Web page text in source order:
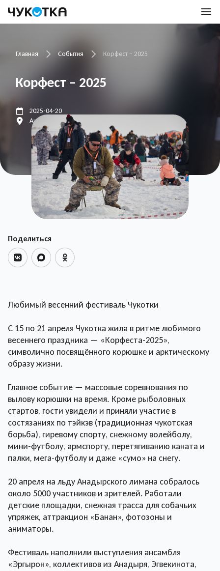
Главная События Корфест – 2025
Корфест – 2025
2025-04-20
Анадырский лиман
Поделиться
Любимый весенний фестиваль Чукотки
С 15 по 21 апреля Чукотка жила в ритме любимого
весеннего праздника — «Корфеста-2025»,
символично посвящённого корюшке и арктическому
образу жизни.
Главное событие — массовые соревнования по
вылову корюшки на время. Кроме рыболовных
стартов, гости увидели и приняли участие в
состязаниях по тэйкэв (традиционная чукотская
борьба), гиревому спорту, снежному волейболу,
мини-футболу, армспорту, перетягиванию каната и
палки, мега-футболу и даже «сумо» на снегу.
20 апреля на льду Анадырского лимана собралось
около 5000 участников и зрителей. Работали
детские площадки, снежная трасса для собачьих
упряжек, аттракцион «Банан», фотозоны и
аниматоры.
Фестиваль наполнили выступления ансамбля
«Эргырон», коллективов из Анадыря, Эгвекинота,